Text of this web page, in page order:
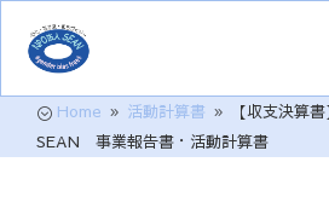
; Home 9 活動計算書 9
【収支決算
SEAN 事業報告書・活動計算書